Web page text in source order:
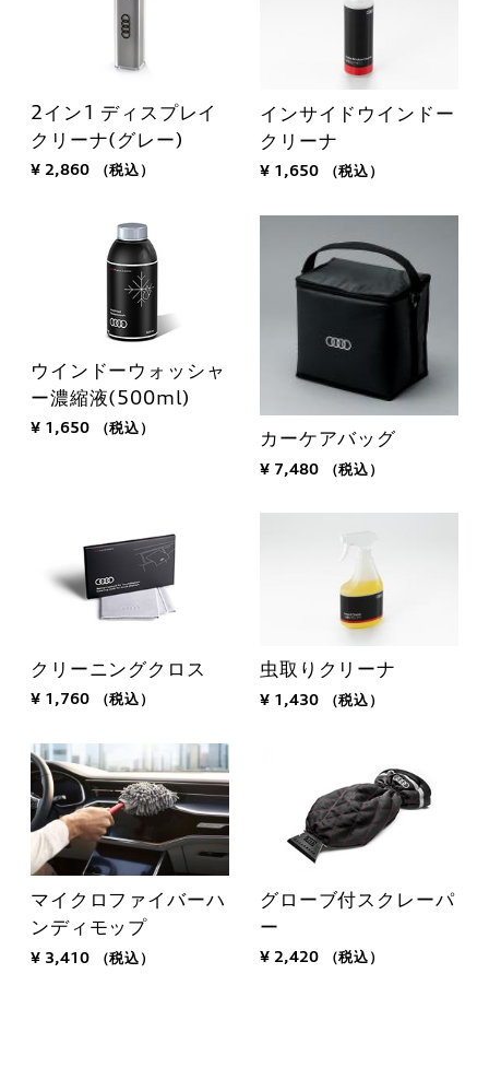
2イン1 ディスプレイ
クリーナ(グレー)
¥ 2,860 （税込）
インサイドウインドー
クリーナ
¥ 1,650 （税込）
ウインドーウォッシャ
ー濃縮液(500ml)
¥ 1,650 （税込） カーケアバッグ
¥ 7,480 （税込）
クリーニングクロス
¥ 1,760 （税込）
虫取りクリーナ
¥ 1,430 （税込）
マイクロファイバーハ
ンディモップ
¥ 3,410 （税込）
グローブ付スクレーパ
ー
¥ 2,420 （税込）